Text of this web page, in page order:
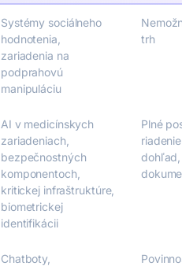
Systémy sociálneho
hodnotenia,
zariadenia na
podprahovú
manipuláciu
trh
AI v medicínskych
zariadeniach,
bezpečnostných
komponentoch,
kritickej infraštruktúre,
biometrickej
identifikácii
Plné
Chatboty,